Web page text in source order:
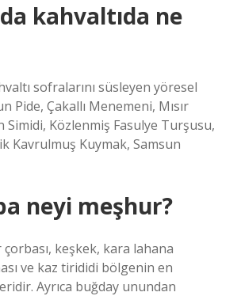
kahvaltıda ne
sofralarını süsleyen yöresel
Pide, Çakallı Menemeni, Mısır
Simidi, Közlenmiş Fasulye Turşusu,
Kavrulmuş Kuymak, Samsun
neyi meşhur?
çorbası, keşkek, kara lahana
ve kaz tirididi bölgenin en
Ayrıca buğday unundan